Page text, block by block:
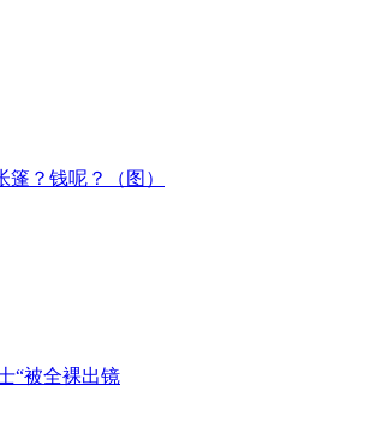
？钱呢？（图）
“被全裸出镜